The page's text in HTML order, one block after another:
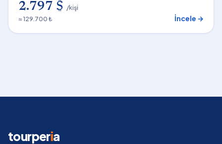
2.797 $ /kişi
≈ 129.700 ₺
İncele →
tourperia